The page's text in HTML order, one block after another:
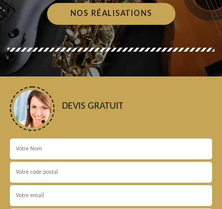
NOS RÉALISATIONS
DEVIS GRATUIT